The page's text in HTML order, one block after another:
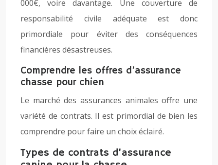
000€, voire davantage. Une couverture de
responsabilité civile adéquate est donc
primordiale pour éviter des conséquences
financières désastreuses.
Comprendre les offres d’assurance
chasse pour chien
Le marché des assurances animales offre une
variété de contrats. Il est primordial de bien les
comprendre pour faire un choix éclairé.
Types de contrats d’assurance